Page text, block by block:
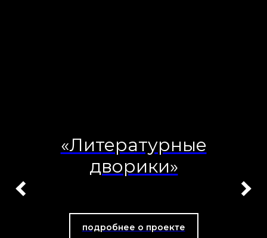
«Литературные
дворики»
подробнее о проекте